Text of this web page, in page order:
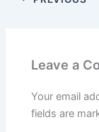
Leave a
Your email
fields are